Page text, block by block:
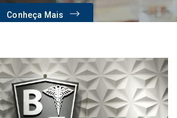
Conheça Mais